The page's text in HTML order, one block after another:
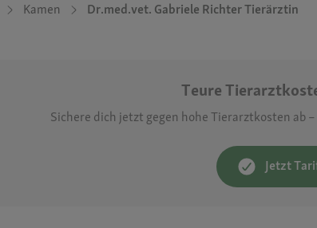
Kamen Dr.med.vet. Gabriele Richter Tierärztin
Teure
Sichere dich jetzt gegen hohe Tierarztkosten ab
Jetzt